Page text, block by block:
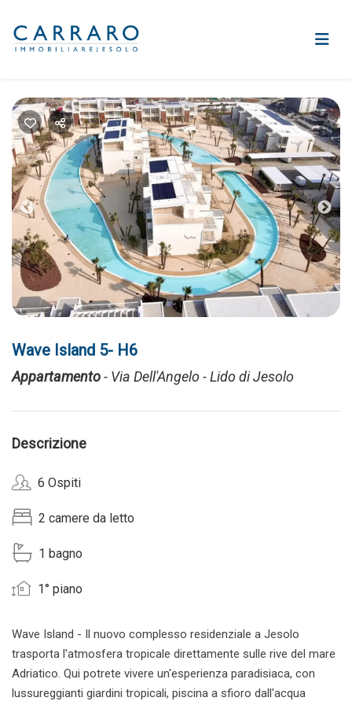
Previous
Wave Island 5- H6
Appartamento- Via Dell'Angelo - Lido di Jesolo
Descrizione
6 Ospiti
2 camere da letto
1 bagno
1° piano
Wave Island - Il nuovo complesso residenziale a Jesolo
trasporta l'atmosfera tropicale direttamente sulle rive del mare
Adriatico. Qui potrete vivere un'esperienza paradisiaca, con
lussureggianti giardini tropicali, piscina a sfioro dall'acqua